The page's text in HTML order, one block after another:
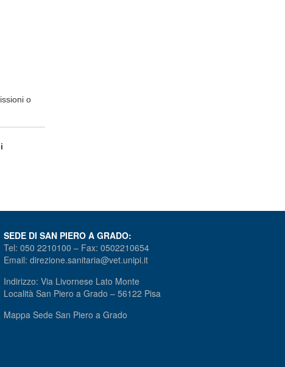
o
SEDE DI SAN PIERO A GRADO:
Tel: 050 2210100 – Fax: 0502210654
Email: direzione.sanitaria@vet.unipi.it
Indirizzo: Via Livornese Lato Monte
Località San Piero a Grado – 56122 Pisa
Mappa Sede San Piero a Grado